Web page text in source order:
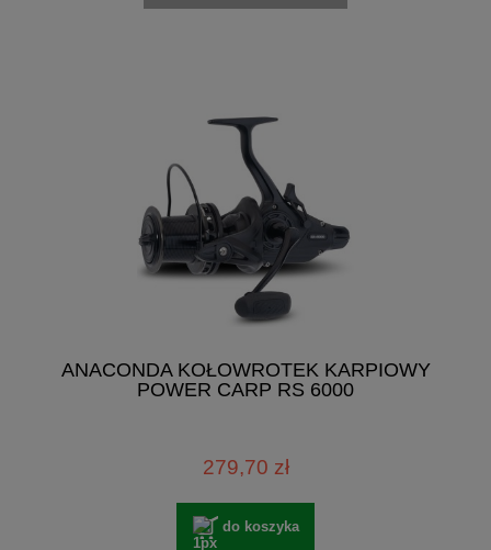
ANACONDA KOŁOWROTEK KARPIOWY
POWER CARP RS 6000
279,70 zł
do koszyka